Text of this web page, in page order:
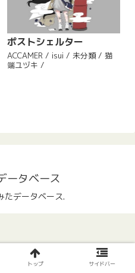
ポストシェルター
ACCAMER / isui / 未分類 / 猫
端ユヅキ /
ータベース
データベース.
トップ サイドバー